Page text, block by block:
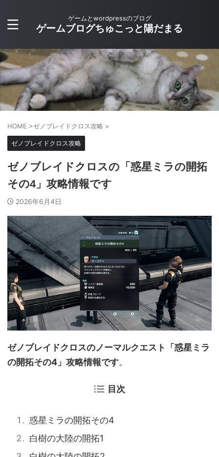
ゲームとwordpressのブログ
ゲームブログちゅこっと陽だまる
HOME >ゼノブレイドクロス攻略 >
ゼノブレイドクロス攻略
ゼノブレイドクロスの「惑星ミラの開拓
その4」攻略情報です
2026年6月4日
ゼノブレイドクロスのノーマルクエスト「惑星ミラ
の開拓その4」攻略情報です。
目次
惑星ミラの開拓その4
白樹の大陸の開拓1